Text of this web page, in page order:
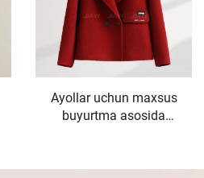
qo'ylar terisi bezakli
Ayollar uchun maxsus
buyurtma asosida
tugmachali, belbag'li,